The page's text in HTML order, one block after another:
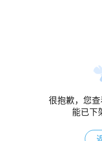
很抱歉，您
能已下